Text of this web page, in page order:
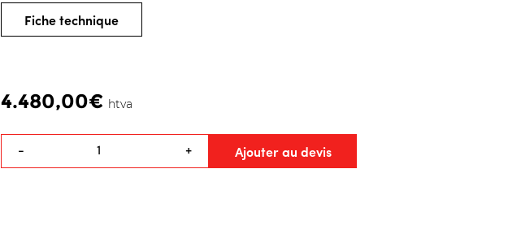
Fiche technique
4.480,00€ htva
- + Ajouter au devis